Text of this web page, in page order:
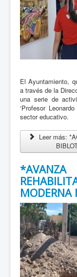
El Ayuntamiento,
a través de la
una serie de
‘Profesor
sector educativo.
Leer más:
MODERNA